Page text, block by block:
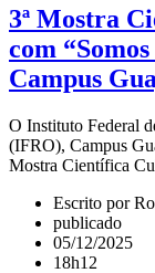
3ª Mostra
com
Campus
O Instituto Federal
(IFRO), Campus
Mostra Científica
Escrito por
publicado
05/12/2025
18h12